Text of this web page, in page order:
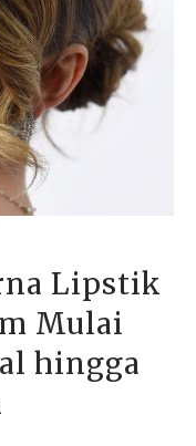
Lipstik
Mulai
hingga